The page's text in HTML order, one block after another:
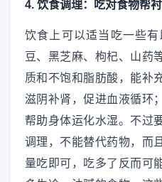
4. 饮食调理：吃对食物帮
饮食上可以适当吃一些
豆、黑芝麻、枸杞、山药
质和不饱和脂肪酸，能补
滋阴补肾，促进血液循环
帮助身体运化水湿。不过
调理，不能替代药物，而
量吃即可，吃多了反而可